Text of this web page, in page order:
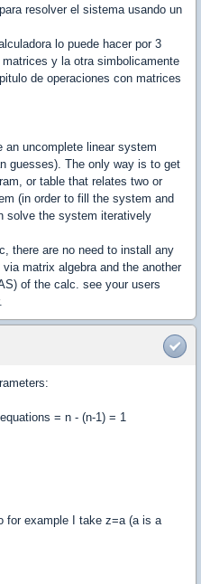
resolver el sistema usando un
lo puede hacer por 3
y la otra simbolicamente
de operaciones con matrices
an uncomplete linear system
guesses). The only way is to get
or table that relates two or
(in order to fill the system and
solve the system iteratively
there are no need to install any
matrix algebra and the another
of the calc. see your users
= n - (n-1) = 1
for example I take z=a (a is a